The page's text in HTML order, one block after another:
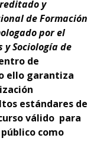
y
de Formación
por el
y Sociología de
de
ello garantiza
estándares de
válido para
como